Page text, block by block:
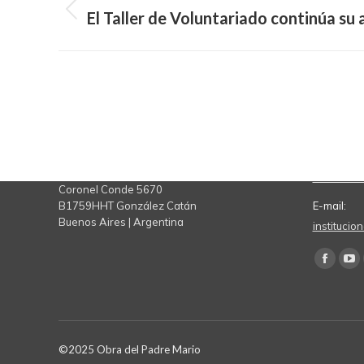
navigation
Previous
El Taller de Voluntariado continúa su
Coronel Conde 5670
B1759HHT González Catán
Buenos Aires | Argentina
E-mail:
Find us on:
©2025 Obra del Padre Mario